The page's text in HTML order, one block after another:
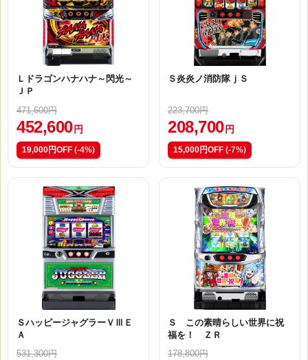
Ｌドラゴンハナハナ～閃光～
ＪＰ
471,600円
452,600 円
19,000円OFF (-4%)
Ｓ炎炎ノ消防隊ｊＳ
223,700円
208,700 円
15,000円OFF (-7%)
ＳハッピージャグラーＶⅢＥ
Ａ
531,300円
Ｓ この素晴らしい世界に祝
福を！ ＺＲ
178,800円